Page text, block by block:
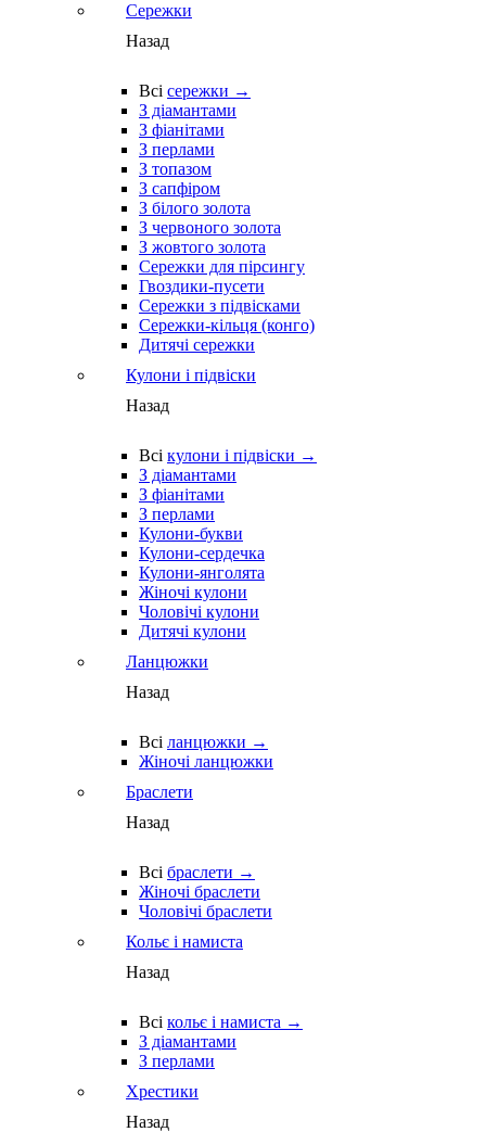
Сережки
Назад
Всі сережки →
З діамантами
З фіанітами
З перлами
З топазом
З сапфіром
З білого золота
З червоного золота
З жовтого золота
Сережки для пірсингу
Гвоздики-пусети
Сережки з підвісками
Сережки-кільця (конго)
Дитячі сережки
Кулони і підвіски
Назад
Всі кулони і підвіски →
З діамантами
З фіанітами
З перлами
Кулони-букви
Кулони-сердечка
Кулони-янголята
Жіночі кулони
Чоловічі кулони
Дитячі кулони
Ланцюжки
Назад
Всі ланцюжки →
Жіночі ланцюжки
Браслети
Назад
Всі браслети →
Жіночі браслети
Чоловічі браслети
Кольє і намиста
Назад
Всі кольє і намиста →
З діамантами
З перлами
Хрестики
Назад